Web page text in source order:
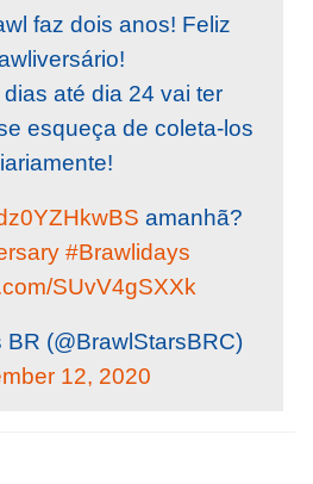
faz dois anos! Feliz
até dia 24 vai ter
esqueça de coleta-los
amanhã?
#Brawlidays
SUvV4gSXXk
(@BrawlStarsBRC)
12, 2020